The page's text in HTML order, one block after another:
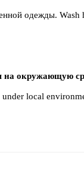
одежды. Wash
на окружающую
local